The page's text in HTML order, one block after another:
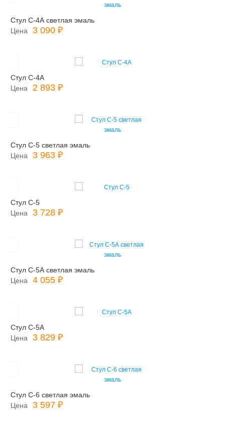
Стул С-4А светлая эмаль
Цена
3 090 ₽
Стул С-4А
Цена
2 893 ₽
Стул С-5 светлая эмаль
Цена
3 963 ₽
Стул С-5
Цена
3 728 ₽
Стул С-5А светлая эмаль
Цена
4 055 ₽
Стул С-5А
Цена
3 829 ₽
Стул С-6 светлая эмаль
Цена
3 597 ₽